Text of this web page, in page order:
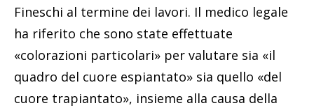
Fineschi al termine dei lavori. Il medico legale
ha riferito che sono state effettuate
«colorazioni particolari» per valutare sia «il
quadro del cuore espiantato» sia quello «del
cuore trapiantato», insieme alla causa della